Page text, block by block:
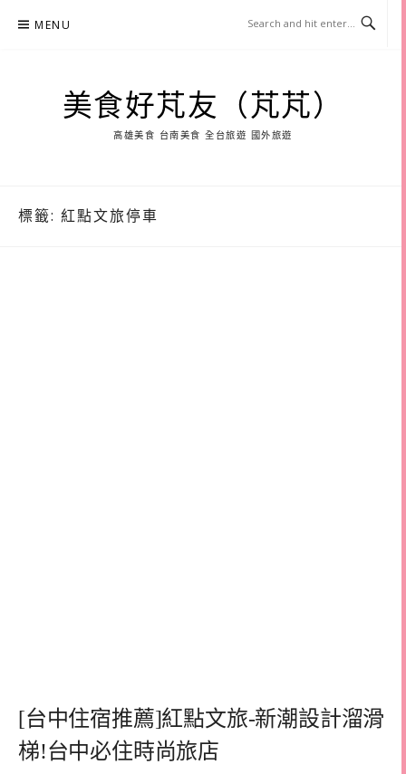
MENU
美食好芃友（芃芃）
高雄美食 台南美食 全台旅遊 國外旅遊
標籤: 紅點文旅停車
[台中住宿推薦]紅點文旅-新潮設計溜滑
梯!台中必住時尚旅店